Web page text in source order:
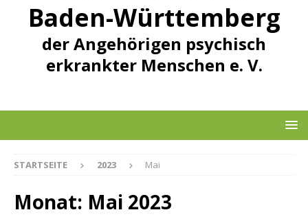
Baden-Württemberg
der Angehörigen psychisch
erkrankter Menschen e. V.
STARTSEITE 2023 Mai
Monat: Mai 2023